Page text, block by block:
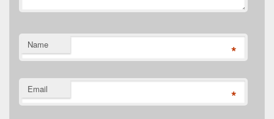
Name *
Email *